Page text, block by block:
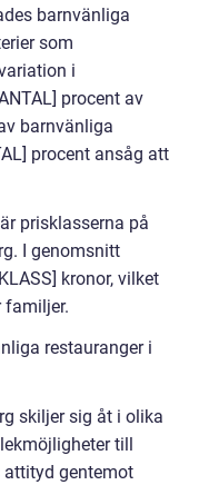
barnvänliga
som
i
procent av
barnvänliga
procent ansåg att
prisklasserna på
I genomsnitt
kronor, vilket
familjer.
restauranger i
skiljer sig åt i olika
till
attityd gentemot